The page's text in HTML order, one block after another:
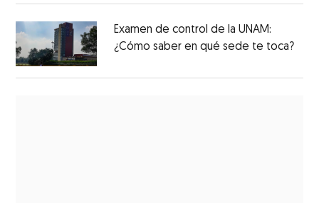
Examen de control de la UNAM:
¿Cómo saber en qué sede te toca?